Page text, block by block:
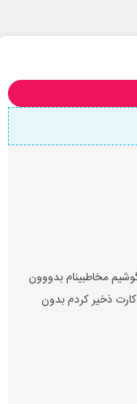
مخاطبینام بدووون
ذخیر کردم بدون